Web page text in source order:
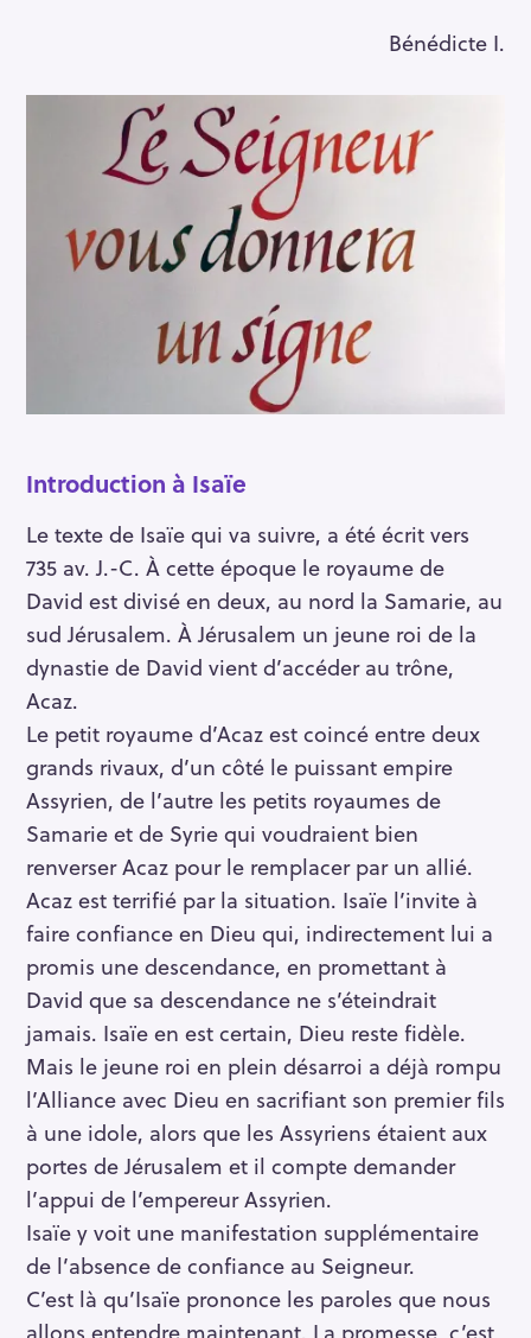
Bénédicte I.
Introduction à Isaïe
Le texte de Isaïe qui va suivre, a été écrit vers
735 av. J.-C. À cette époque le royaume de
David est divisé en deux, au nord la Samarie, au
sud Jérusalem. À Jérusalem un jeune roi de la
dynastie de David vient d’accéder au trône,
Acaz.
Le petit royaume d’Acaz est coincé entre deux
grands rivaux, d’un côté le puissant empire
Assyrien, de l’autre les petits royaumes de
Samarie et de Syrie qui voudraient bien
renverser Acaz pour le remplacer par un allié.
Acaz est terrifié par la situation. Isaïe l’invite à
faire confiance en Dieu qui, indirectement lui a
promis une descendance, en promettant à
David que sa descendance ne s’éteindrait
jamais. Isaïe en est certain, Dieu reste fidèle.
Mais le jeune roi en plein désarroi a déjà rompu
l’Alliance avec Dieu en sacrifiant son premier fils
à une idole, alors que les Assyriens étaient aux
portes de Jérusalem et il compte demander
l’appui de l’empereur Assyrien.
Isaïe y voit une manifestation supplémentaire
de l’absence de confiance au Seigneur.
C’est là qu’Isaïe prononce les paroles que nous
allons entendre maintenant. La promesse, c’est